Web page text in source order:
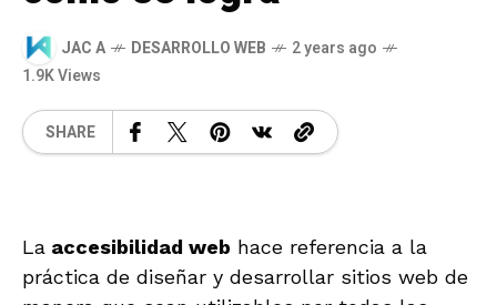
JAC A DESARROLLO WEB
2 years ago
1.9K Views
SHARE
La accesibilidad web hace referencia a la
práctica de diseñar y desarrollar sitios web de